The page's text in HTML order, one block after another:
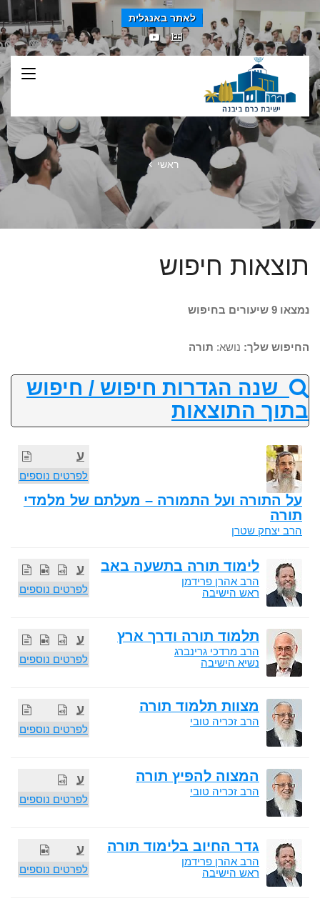
לאתר באנגלית
ראשי
תוצאות חיפוש
נמצאו 9 שיעורים בחיפוש
החיפוש שלך: נושא: תורה
שנה הגדרות חיפוש / חיפוש
בתוך התוצאות
ע
לפרטים נוספים
על התורה ועל התמורה – מעלתם של מלמדי
תורה
הרב יצחק שטרן
ע
לפרטים נוספים
לימוד תורה בתשעה באב
הרב אהרן פרידמן
ראש הישיבה
ע
לפרטים נוספים
תלמוד תורה ודרך ארץ
הרב מרדכי גרינברג
נשיא הישיבה
ע
לפרטים נוספים
מצוות תלמוד תורה
הרב זכריה טובי
ע
לפרטים נוספים
המצוה להפיץ תורה
הרב זכריה טובי
ע
לפרטים נוספים
גדר החיוב בלימוד תורה
הרב אהרן פרידמן
ראש הישיבה